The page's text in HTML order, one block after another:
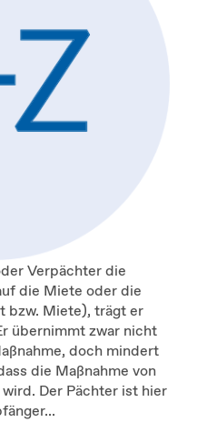
Verpächter die
die Miete oder die
bzw. Miete), trägt er
übernimmt zwar nicht
doch mindert
die Maßnahme von
Der Pächter ist hier